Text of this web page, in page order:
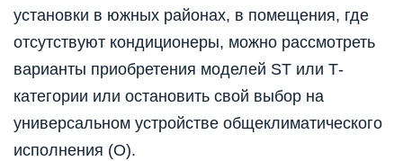
установки в южных районах, в помещения, где
отсутствуют кондиционеры, можно рассмотреть
варианты приобретения моделей ST или Т-
категории или остановить свой выбор на
универсальном устройстве общеклиматического
исполнения (О).